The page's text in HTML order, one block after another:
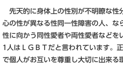
先天的に身体上の性別が不明瞭な性
心の性が異なる性同一性障害の人、な
性に向かう同性愛者や両性愛者などを
1人はＬＧＢＴだと言われています。
で個人がお互いを尊重し大切に出来る